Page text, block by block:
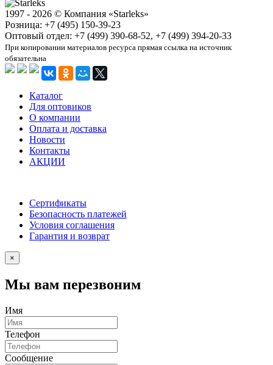
1997 - 2026 © Компания «Starleks»
Розница: +7 (495) 150-39-23
Оптовый отдел: +7 (499) 390-68-52, +7 (499) 394-20-33
При копировании материалов ресурса прямая ссылка на источник
обязательна
Каталог
Для оптовиков
О компании
Оплата и доставка
Новости
Контакты
АКЦИИ
Сертификаты
Безопасность платежей
Условия соглашения
Гарантия и возврат
×
Мы вам перезвоним
Имя
Телефон
Сообщение